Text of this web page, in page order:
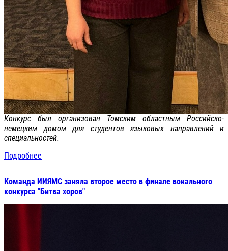
Конкурс был организован Томским областным Российско-
немецким домом для студентов языковых направлений и
специальностей.
Подробнее
Команда ИИЯМС заняла второе место в финале вокального
конкурса "Битва хоров"